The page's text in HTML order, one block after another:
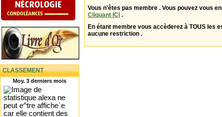
CLASSEMENT
Moy. 3 derniers mois
Vous n'êtes pas membre . Vous pouvez vous
Cliquant ICI .
En étant membre vous accèderez à TOUS les
aucune restriction .